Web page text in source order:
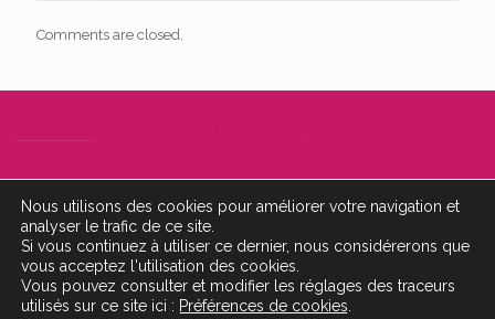
Comments are closed.
Contact
syctom-paris.fr
siaap.fr
Nous utilisons des cookies pour améliorer votre navigation et
analyser le trafic de ce site.
Si vous continuez à utiliser ce dernier, nous considérerons que
vous acceptez l'utilisation des cookies.
Vous pouvez consulter et modifier les réglages des traceurs
utilisés sur ce site ici : Préférences de cookies